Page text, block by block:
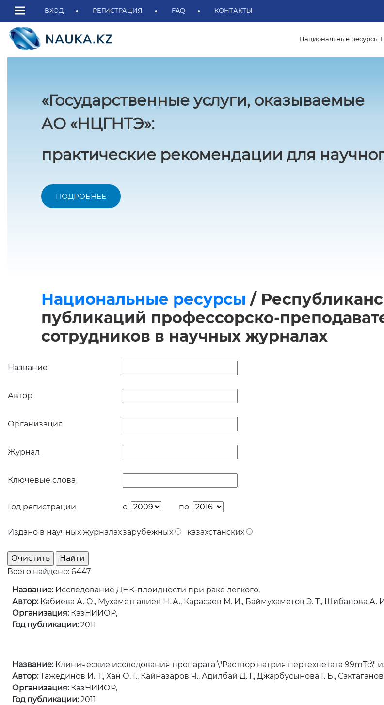
ВХОД РЕГИСТРАЦИЯ FAQ КОНТАКТЫ
Национальные ресурсы
«Государственные услуги, оказываемые
АО «НЦГНТЭ»:
практические рекомендации для
ПОДРОБНЕЕ
Национальные ресурсы /
публикаций профессорско-
сотрудников в научных журналах
Название
Автор
Организация
Журнал
Ключевые слова
Год регистрации с по
Издано в научных журналахзарубежных казахстанских
Всего найдено: 6447
Название:Исследование ДНК-плоидности при раке легкого,
Автор:Кабиева А. О., Мухаметгалиев Н. А., Карасаев М. И., Баймухаметов Э. Т., Шибанова А.
Организация:КазНИИОР,
Год публикации:2011
Название:Клинические исследования препарата \"Раствор натрия пертехнетата
Автор:Тажединов И. Т., Хан О. Г., Кайназаров Ч., Адилбай Д. Г., Джарбусынова Г. Б.,
Организация:КазНИИОР,
Год публикации:2011